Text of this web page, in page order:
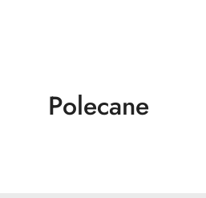
Produkty
Polecane